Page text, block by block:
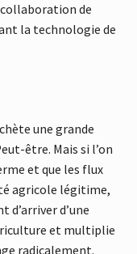
de
la technologie de
une grande
être. Mais si l’on
et que les flux
agricole légitime,
d’arriver d’une
et multiplie
radicalement.